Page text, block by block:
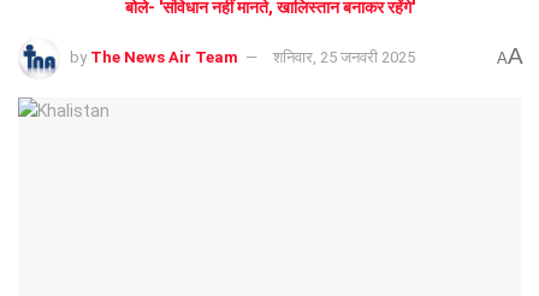
बोले- 'संविधान नहीं मानते, खालिस्तान बनाकर रहेंगे'
by The News Air Team शनिवार, 25 जनवरी 2025 AA